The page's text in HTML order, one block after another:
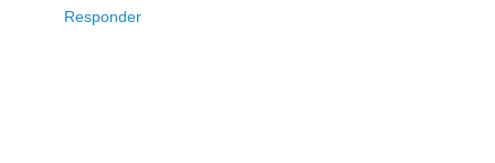
Responder